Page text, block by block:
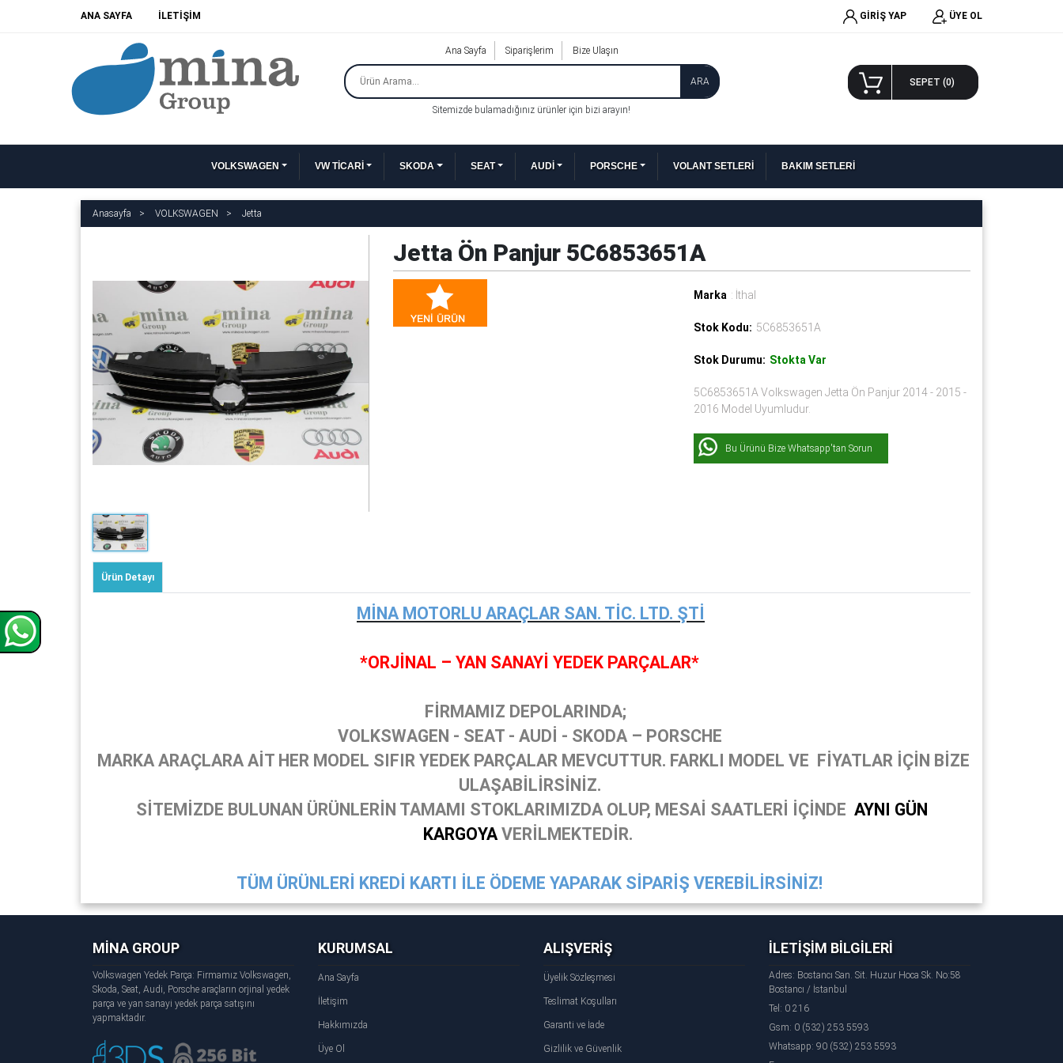
ANA SAYFA İLETİŞİM GİRİŞ YAP ÜYE OL
Ana Sayfa Siparişlerim Bize Ulaşın
ARA
Sitemizde bulamadığınız ürünler için bizi arayın!
SEPET (0)
VOLKSWAGEN VW TİCARİ SKODA SEAT AUDİ PORSCHE VOLANT SETLERİ BAKIM SETLERİ
Anasayfa VOLKSWAGEN Jetta
Jetta Ön Panjur 5C6853651A
Marka : İthal
Stok Kodu: 5C6853651A
Stok Durumu: Stokta Var
5C6853651A Volkswagen Jetta Ön Panjur 2014 - 2015 -
2016 Model Uyumludur.
Bu Ürünü Bize Whatsapp'tan Sorun
Ürün Detayı
MİNA MOTORLU ARAÇLAR SAN. TİC. LTD. ŞTİ
*ORJİNAL – YAN SANAYİ YEDEK PARÇALAR*
FİRMAMIZ DEPOLARINDA;
VOLKSWAGEN - SEAT - AUDİ - SKODA – PORSCHE
MARKA ARAÇLARA AİT HER MODEL SIFIR YEDEK PARÇALAR MEVCUTTUR. FARKLI MODEL VE FİYATLAR İÇİN BİZE
ULAŞABİLİRSİNİZ.
SİTEMİZDE BULUNAN ÜRÜNLERİN TAMAMI STOKLARIMIZDA OLUP, MESAİ SAATLERİ İÇİNDE AYNI GÜN
KARGOYA VERİLMEKTEDİR.
TÜM ÜRÜNLERİ KREDİ KARTI İLE ÖDEME YAPARAK SİPARİŞ VEREBİLİRSİNİZ!
MİNA GROUP
Volkswagen Yedek Parça: Firmamız Volkswagen,
Skoda, Seat, Audi, Porsche araçların orjinal yedek
parça ve yan sanayi yedek parça satışını
yapmaktadır.
KURUMSAL
Ana Sayfa
İletişim
Hakkımızda
Üye Ol
ALIŞVERİŞ
Üyelik Sözleşmesi
Teslimat Koşulları
Garanti ve İade
Gizlilik ve Güvenlik
İLETİŞİM BİLGİLERİ
Adres: Bostancı San. Sit. Huzur Hoca Sk. No:58
Bostancı / İstanbul
Tel: 0 216
Gsm: 0 (532) 253 5593
Whatsapp: 90 (532) 253 5593